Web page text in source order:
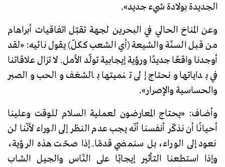
الجديدة بولادة شيء جديد»
.
وعن المناخ الحالي في البحرين لجهة تقبّل اتفاقيات أبراهام
من قبل السنّة والشيعة (أي الشعب ككلّ) يقول نائيه: «لقد
أوجدنا واقعًا جديدًا ورؤية إيجابية تولّد الأمل. لا تزال علاقاتنا
في بداياتها ونحتاج إلى تنميتها بالشغف والحب والصبر
والحساسية والإصرار»
.
وأضاف: «يحتاج المعارضون لعملية السلام للوقت وعلينا
أحيانًا أن نذكّر أنفسنا أنّه يجب عدم النظر إلى الوراء لأنّنا لن
نعود إلى الوراء، بل سنمضي قدمًا. إذا صحّت هذه الرؤية،
وإذا استطعنا التأثير إيجابًا على النّاس والجيل الشاب